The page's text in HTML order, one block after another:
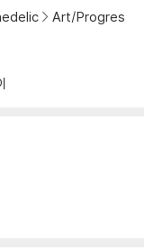
품을 이용하면 대부분
정상적인 디스크도 재
어 사용을 권장드리
도 동일한 오류가 발
끗하지 않은 경우가
있는 경우에는 불량으
Art/Progres